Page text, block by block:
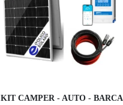
KIT CAMPER - AUTO - BARCA